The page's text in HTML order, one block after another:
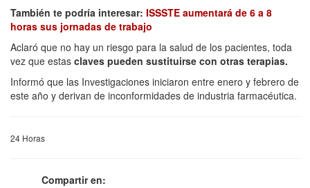
También te podría interesar: ISSSTE aumentará de 6 a 8
horas sus jornadas de trabajo
Aclaró que no hay un riesgo para la salud de los pacientes, toda
vez que estas claves pueden sustituirse con otras terapias.
Informó que las Investigaciones iniciaron entre enero y febrero de
este año y derivan de inconformidades de industria farmacéutica.
24 Horas
Compartir en: